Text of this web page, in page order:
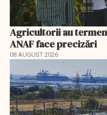
Agricultorii au termen
ANAF face precizări
08 AUGUST 2026